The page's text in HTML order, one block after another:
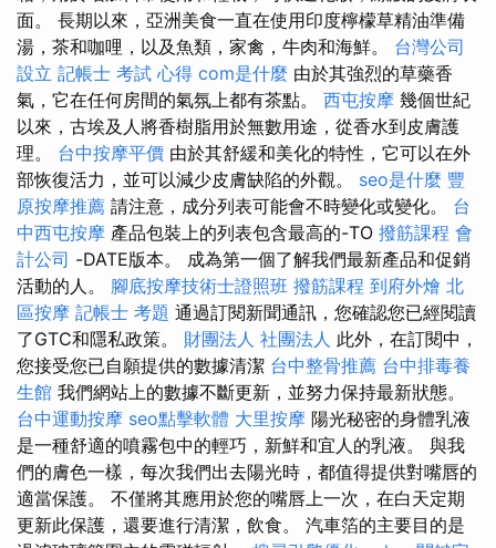
面。 長期以來，亞洲美食一直在使用印度檸檬草精油準備
湯，茶和咖哩，以及魚類，家禽，牛肉和海鮮。 台灣公司
設立 記帳士 考試 心得 com是什麼 由於其強烈的草藥香
氣，它在任何房間的氣氛上都有茶點。 西屯按摩 幾個世紀
以來，古埃及人將香樹脂用於無數用途，從香水到皮膚護
理。 台中按摩平價 由於其舒緩和美化的特性，它可以在外
部恢復活力，並可以減少皮膚缺陷的外觀。 seo是什麼 豐
原按摩推薦 請注意，成分列表可能會不時變化或變化。 台
中西屯按摩 產品包裝上的列表包含最高的-TO 撥筋課程 會
計公司 -DATE版本。 成為第一個了解我們最新產品和促銷
活動的人。 腳底按摩技術士證照班 撥筋課程 到府外燴 北
區按摩 記帳士 考題 通過訂閱新聞通訊，您確認您已經閱讀
了GTC和隱私政策。 財團法人 社團法人 此外，在訂閱中，
您接受您已自願提供的數據清潔 台中整骨推薦 台中排毒養
生館 我們網站上的數據不斷更新，並努力保持最新狀態。
台中運動按摩 seo點擊軟體 大里按摩 陽光秘密的身體乳液
是一種舒適的噴霧包中的輕巧，新鮮和宜人的乳液。 與我
們的膚色一樣，每次我們出去陽光時，都值得提供對嘴唇的
適當保護。 不僅將其應用於您的嘴唇上一次，在白天定期
更新此保護，還要進行清潔，飲食。 汽車箔的主要目的是